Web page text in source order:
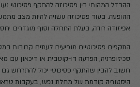
ההבדל המהותי בין פסיכוזה להתקף פסיכוטי
ההופעה. בעוד פסיכוזה עשויה להיות מצב
אפיזודה חדה, בעלת התחלה וסוף מוגדרים
התקפים פסיכוטיים מופיעים לעתים קרובות
סכיזופרניה, הפרעה דו-קוטבית או דיכאון עם
חשוב להבין שהתקף פסיכוטי יכול להתרחש
היסטוריה קודמת של מחלת נפש, בעקבות